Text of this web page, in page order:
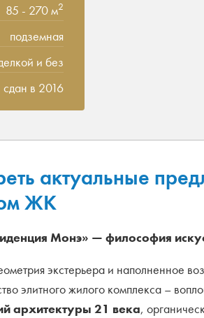
85 - 270 м2
подземная
и без
сдан в 2016
актуальные
ЖК
Монэ» — философия
экстерьера и наполненное
элитного жилого комплекса –
архитектуры 21 века,